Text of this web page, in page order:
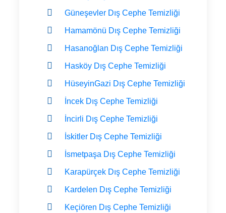
Güneşevler Dış Cephe Temizliği
Hamamönü Dış Cephe Temizliği
Hasanoğlan Dış Cephe Temizliği
Hasköy Dış Cephe Temizliği
HüseyinGazi Dış Cephe Temizliği
İncek Dış Cephe Temizliği
İncirli Dış Cephe Temizliği
İskitler Dış Cephe Temizliği
İsmetpaşa Dış Cephe Temizliği
Karapürçek Dış Cephe Temizliği
Kardelen Dış Cephe Temizliği
Keçiören Dış Cephe Temizliği